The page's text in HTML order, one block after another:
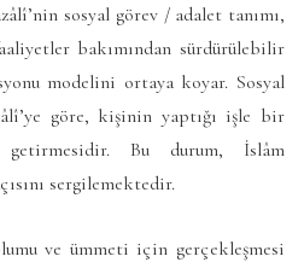
sosyal görev / adalet tanımı,
bakımından sürdürülebilir
modelini ortaya koyar. Sosyal
göre, kişinin yaptığı işle bir
Bu durum, İslâm
sergilemektedir.
ve ümmeti için gerçekleşmesi